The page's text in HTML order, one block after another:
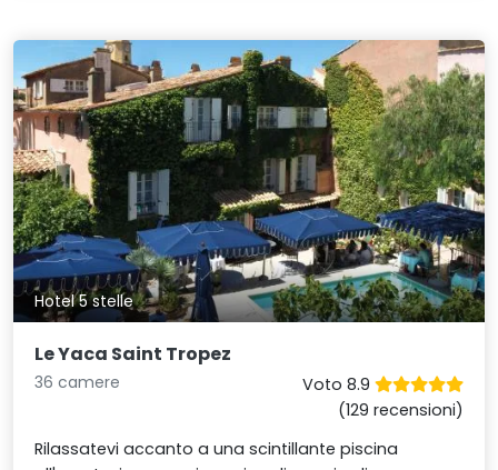
Hotel 5 stelle
Le Yaca Saint Tropez
36 camere
Voto 8.9
(129 recensioni)
Rilassatevi accanto a una scintillante piscina